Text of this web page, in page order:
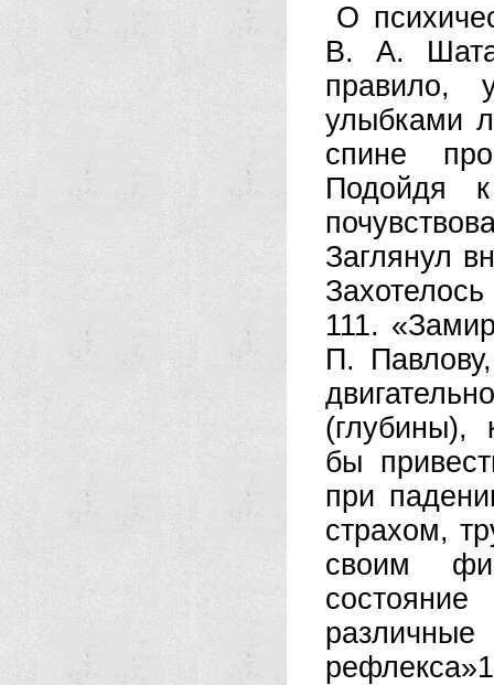
О
В. А.
правило,
улыбками
спине
Подойдя
Заглянул
111.
П.
(глубины),
бы
при
страхом,
своим